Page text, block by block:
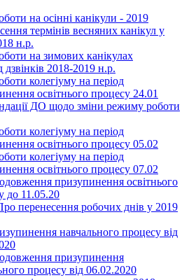
на осінні канікули - 2019
термінів весняних канікул у
н.р.
на зимових канікулах
дзвінків 2018-2019 н.р.
колегіуму на період
освітнього процесу 24.01
ДО щодо зміни режиму роботи
колегіуму на період
освітнього процесу 05.02
колегіуму на період
освітнього процесу 07.02
призупинення освітнього
до 11.05.20
перенесення робочих днів у 2019
навчального процесу від
призупинення
процесу від 06.02.2020